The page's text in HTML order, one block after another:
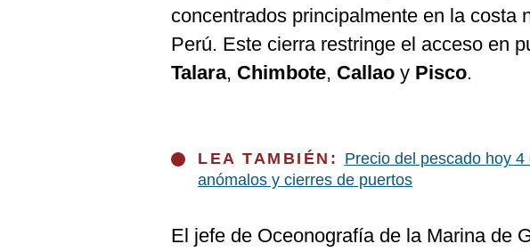
concentrados principalmente en la costa
Perú. Este cierra restringe el acceso en
Talara, Chimbote, Callao y Pisco.
LEA TAMBIÉN: Precio del pescado hoy
anómalos y cierres de puertos
El jefe de Oceonografía de la Marina de